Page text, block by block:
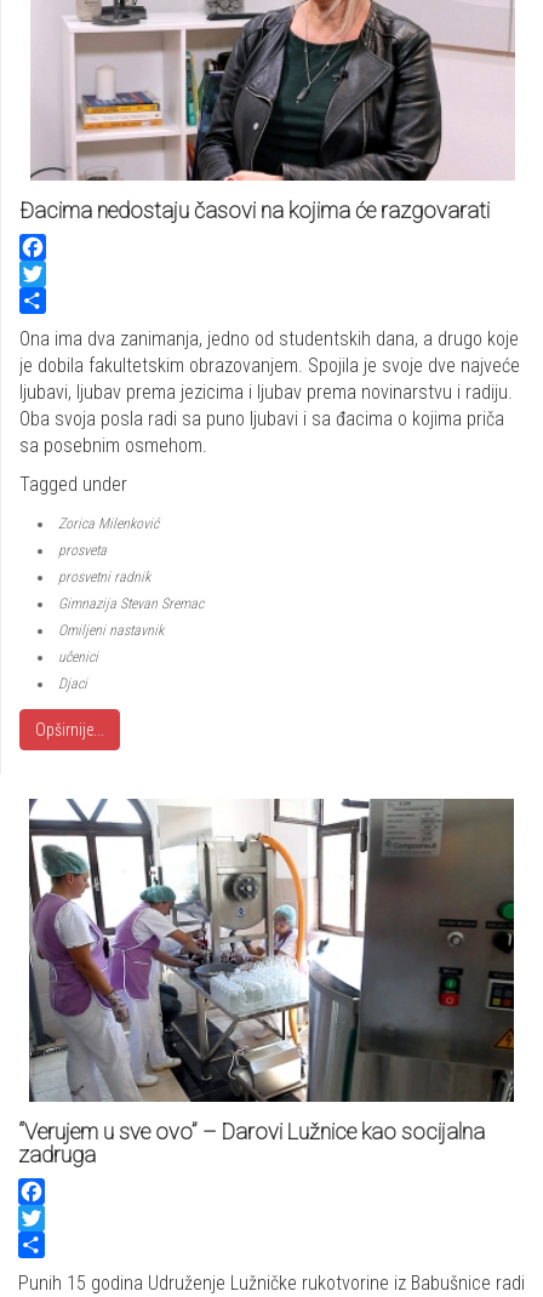
Đacima nedostaju časovi na kojima će razgovarati
Facebook
Twitter
Share
Ona ima dva zanimanja, jedno od studentskih dana, a drugo koje
je dobila fakultetskim obrazovanjem. Spojila je svoje dve najveće
ljubavi, ljubav prema jezicima i ljubav prema novinarstvu i radiju.
Oba svoja posla radi sa puno ljubavi i sa đacima o kojima priča
sa posebnim osmehom.
Tagged under
Zorica Milenković
prosveta
prosvetni radnik
Gimnazija Stevan Sremac
Omiljeni nastavnik
učenici
Djaci
Opširnije...
“Verujem u sve ovo” – Darovi Lužnice kao socijalna
zadruga
Facebook
Twitter
Share
Punih 15 godina Udruženje Lužničke rukotvorine iz Babušnice radi